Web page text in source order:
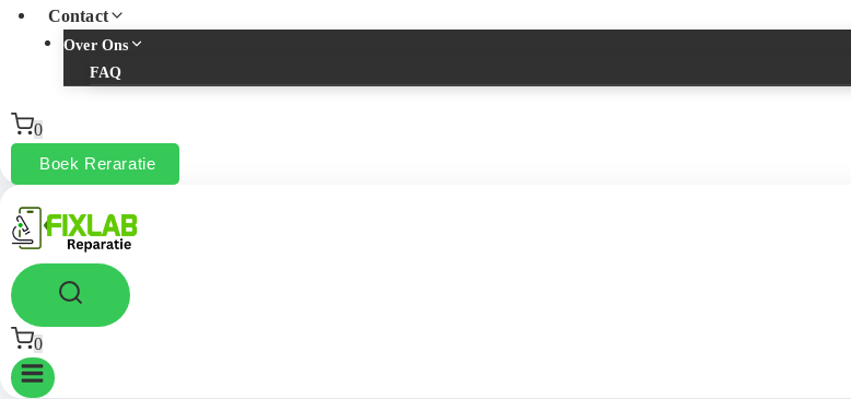
Contact
Over Ons
FAQ
0
Boek Reraratie
0